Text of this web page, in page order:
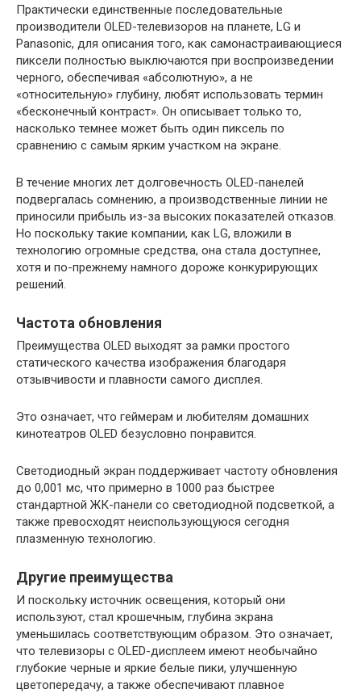
Практически единственные последовательные
производители OLED-телевизоров на планете, LG и
Panasonic, для описания того, как самонастраивающиеся
пиксели полностью выключаются при воспроизведении
черного, обеспечивая «абсолютную», а не
«относительную» глубину, любят использовать термин
«бесконечный контраст». Он описывает только то,
насколько темнее может быть один пиксель по
сравнению с самым ярким участком на экране.
В течение многих лет долговечность OLED-панелей
подвергалась сомнению, а производственные линии не
приносили прибыль из-за высоких показателей отказов.
Но поскольку такие компании, как LG, вложили в
технологию огромные средства, она стала доступнее,
хотя и по-прежнему намного дороже конкурирующих
решений.
Частота обновления
Преимущества OLED выходят за рамки простого
статического качества изображения благодаря
отзывчивости и плавности самого дисплея.
Это означает, что геймерам и любителям домашних
кинотеатров OLED безусловно понравится.
Светодиодный экран поддерживает частоту обновления
до 0,001 мс, что примерно в 1000 раз быстрее
стандартной ЖК-панели со светодиодной подсветкой, а
также превосходят неиспользующуюся сегодня
плазменную технологию.
Другие преимущества
И поскольку источник освещения, который они
используют, стал крошечным, глубина экрана
уменьшилась соответствующим образом. Это означает,
что телевизоры с OLED-дисплеем имеют необычайно
глубокие черные и яркие белые пики, улучшенную
цветопередачу, а также обеспечивают плавное